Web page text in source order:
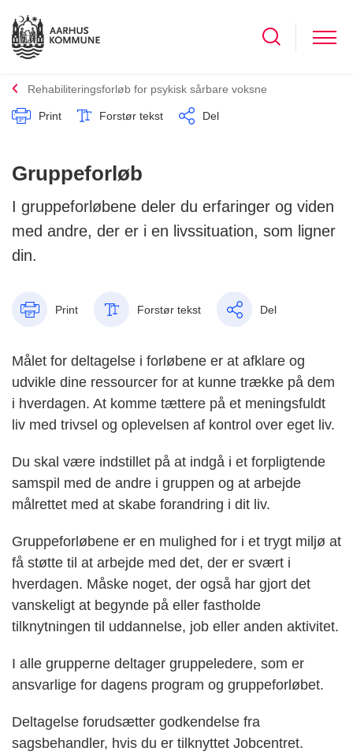
Rehabiliteringsforløb for psykisk sårbare voksne
Print Forstør tekst Del
Gruppeforløb
I gruppeforløbene deler du erfaringer og viden
med andre, der er i en livssituation, som ligner
din.
Print Forstør tekst Del
Målet for deltagelse i forløbene er at afklare og
udvikle dine ressourcer for at kunne trække på dem
i hverdagen. At komme tættere på et meningsfuldt
liv med trivsel og oplevelsen af kontrol over eget liv.
Du skal være indstillet på at indgå i et forpligtende
samspil med de andre i gruppen og at arbejde
målrettet med at skabe forandring i dit liv.
Gruppeforløbene er en mulighed for i et trygt miljø at
få støtte til at arbejde med det, der er svært i
hverdagen. Måske noget, der også har gjort det
vanskeligt at begynde på eller fastholde
tilknytningen til uddannelse, job eller anden aktivitet.
I alle grupperne deltager gruppeledere, som er
ansvarlige for dagens program og gruppeforløbet.
Deltagelse forudsætter godkendelse fra
sagsbehandler, hvis du er tilknyttet Jobcentret.